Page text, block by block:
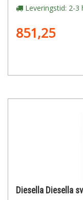
Leveringstid: 2-3
851,25